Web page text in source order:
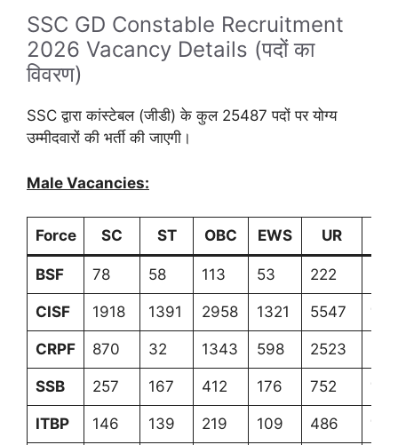
SSC GD Constable Recruitment
2026 Vacancy Details (पदों का
विवरण)
SSC द्वारा कांस्टेबल (जीडी) के कुल 25487 पदों पर योग्य
उम्मीदवारों की भर्ती की जाएगी।
Male Vacancies:
Force SC ST OBC EWS UR
BSF 78 58 113 53 222
CISF 1918 1391 2958 1321 5547
CRPF 870 32 1343 598 2523
SSB 257 167 412 176 752
ITBP 146 139 219 109 486